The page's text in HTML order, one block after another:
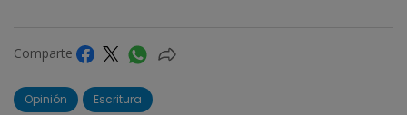
Comparte
Opinión Escritura